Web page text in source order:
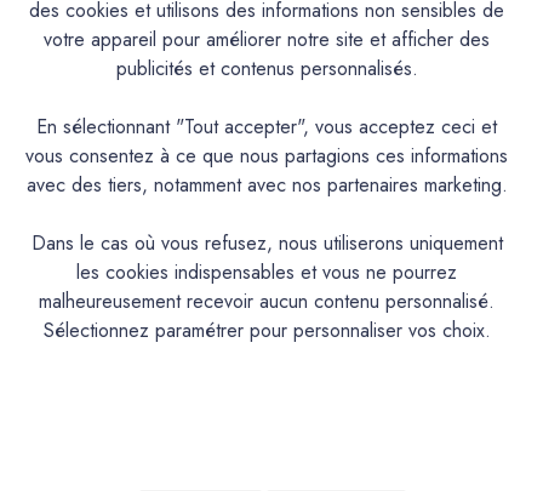
Caractéristiques
Couleurs & Échantillons
décoration pour les bois, métaux et tous supports usuels.
Intérieur/Extérieur. Excellent pouvoir couvrant et opacifiant.
Très bonne tenue et bon rendu. Excellente adhérence et
bonne résistance aux intempéries. Contient un anti-rouille.
des cookies et utilisons des informations non sensibles de
votre appareil pour améliorer notre site et afficher des
publicités et contenus personnalisés.
En sélectionnant "Tout accepter", vous acceptez ceci et
vous consentez à ce que nous partagions ces informations
avec des tiers, notamment avec nos partenaires marketing.
Dans le cas où vous refusez, nous utiliserons uniquement
les cookies indispensables et vous ne pourrez
malheureusement recevoir aucun contenu personnalisé.
Sélectionnez paramétrer pour personnaliser vos choix.